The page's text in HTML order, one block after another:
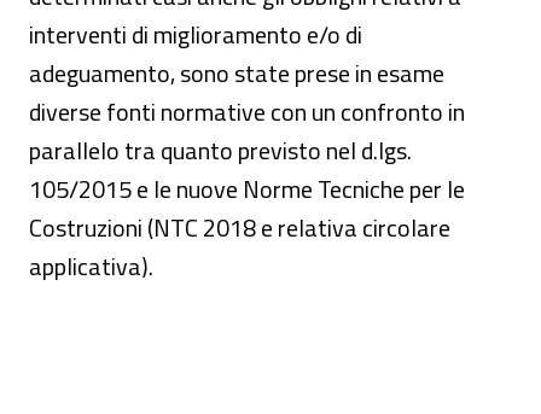
interventi di miglioramento e/o di
adeguamento, sono state prese in esame
diverse fonti normative con un confronto in
parallelo tra quanto previsto nel d.lgs.
105/2015 e le nuove Norme Tecniche per le
Costruzioni (NTC 2018 e relativa circolare
applicativa).